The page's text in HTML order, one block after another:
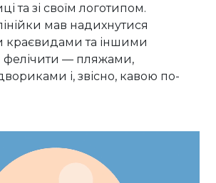
та зі своїм логотипом.
мав надихнутися
краєвидами та іншими
— пляжами,
і, звісно, кавою по-